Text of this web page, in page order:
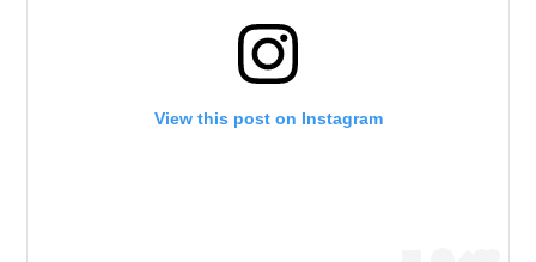
View this post on Instagram